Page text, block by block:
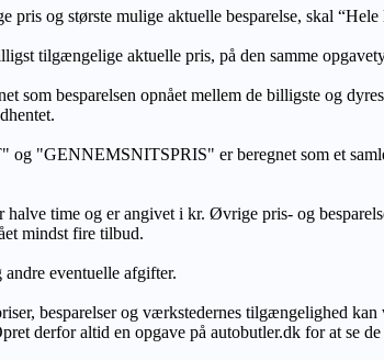
pris og største mulige aktuelle besparelse, skal
tilgængelige aktuelle pris, på den samme
som besparelsen opnået mellem de billigste og
"GENNEMSNITSPRIS" er beregnet som et
time og er angivet i kr. Øvrige pris- og
mindst fire tilbud.
eventuelle afgifter.
besparelser og værkstedernes tilgængelighed
derfor altid en opgave på autobutler.dk for at se